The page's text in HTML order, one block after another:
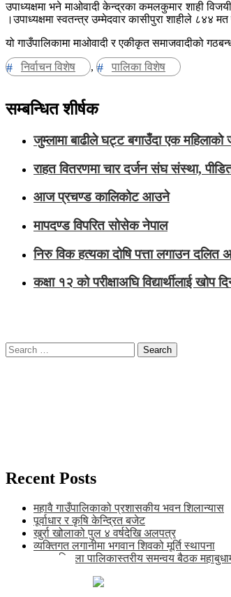
उपाध्यक्षमा भने माओवादी केन्द्रका कमलकुमार शाही
।उपाध्यक्षमा स्वतन्त्र उम्मेदवार कासीपुरा शाहीले ८४४
यो गाउँपालिकामा माओवादी र एकीकृत समाजवादीको
निर्वाचन विशेष
, पालिका विशेष
सम्बन्धित शीर्षक
जुम्लामा बाढीले घट्ट बगाउँदा एक महिलाकाे
राहत वितरणमा चार दर्जन संघ संस्था,
आज प्रचण्ड कालिकोट आउने
मापदण्ड विपरित सोसेक नेपाल
निरु विक हत्यका दोषि पत्ता लगाउन दलित
कक्षा १२ को परीक्षाअघि विद्यार्थीलाई खोप
Search
for:
Recent Posts
महावै गाउँपालिकाको प्रशासकीय भवन शिलान्यास
पूर्वाधार र कृषि केन्द्रित बजेट
खुर्रा खोलाको पुल ४ वर्षदेखि अलपत्र
व्यक्तिगत लगानीमा भगवान शिवको मूर्ति स्थापना
अन्तर जिल्ला पालिकास्तरीय समन्वय बैठक